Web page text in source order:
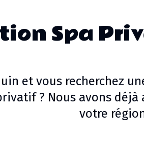
Spa
et vous recherchez
? Nous avons déjà
votre